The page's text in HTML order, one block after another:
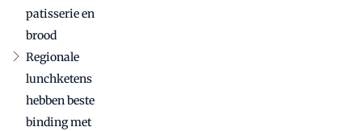
patisserie en
brood
Regionale
lunchketens
hebben beste
binding met